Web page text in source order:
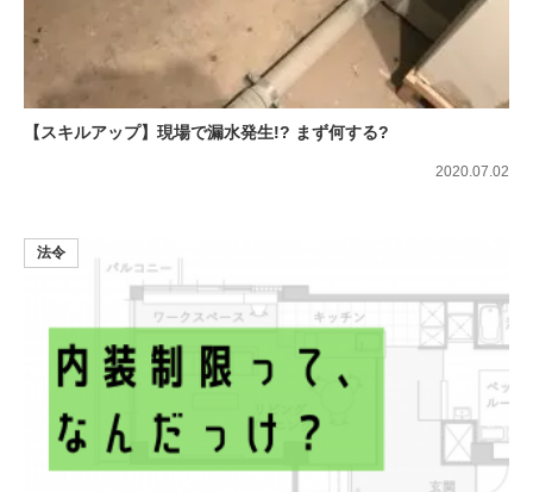
【スキルアップ】現場で漏水発生!? まず何する?
2020.07.02
法令